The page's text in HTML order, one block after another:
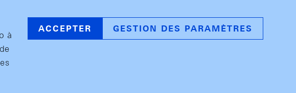
à
ACCEPTER GESTION DES PARAMÈTRES